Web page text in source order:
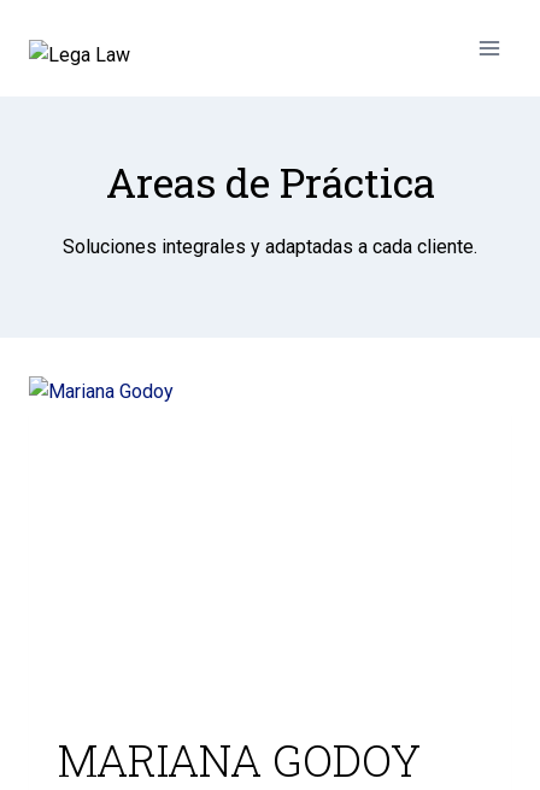
Areas de Práctica
Soluciones integrales y adaptadas a cada cliente.
MARIANA GODOY